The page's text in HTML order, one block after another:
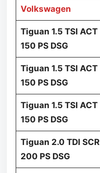
Volkswagen
Tiguan 1.5 TSI ACT
150 PS DSG
Tiguan 1.5 TSI ACT
150 PS DSG
Tiguan 1.5 TSI ACT
150 PS DSG
Tiguan 2.0 TDI SCR
200 PS DSG